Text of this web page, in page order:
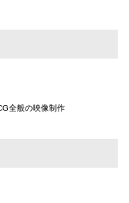
全般の映像制作